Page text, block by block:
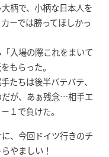
柄で、小柄な日本人を
ーでは勝ってほしかっ
入場の際これをまいて
もらった。
たちは後半バテバテ、
だが、あぁ残念…相手エ
１で負けた。
、今回ドイツ行きのチ
やましい！